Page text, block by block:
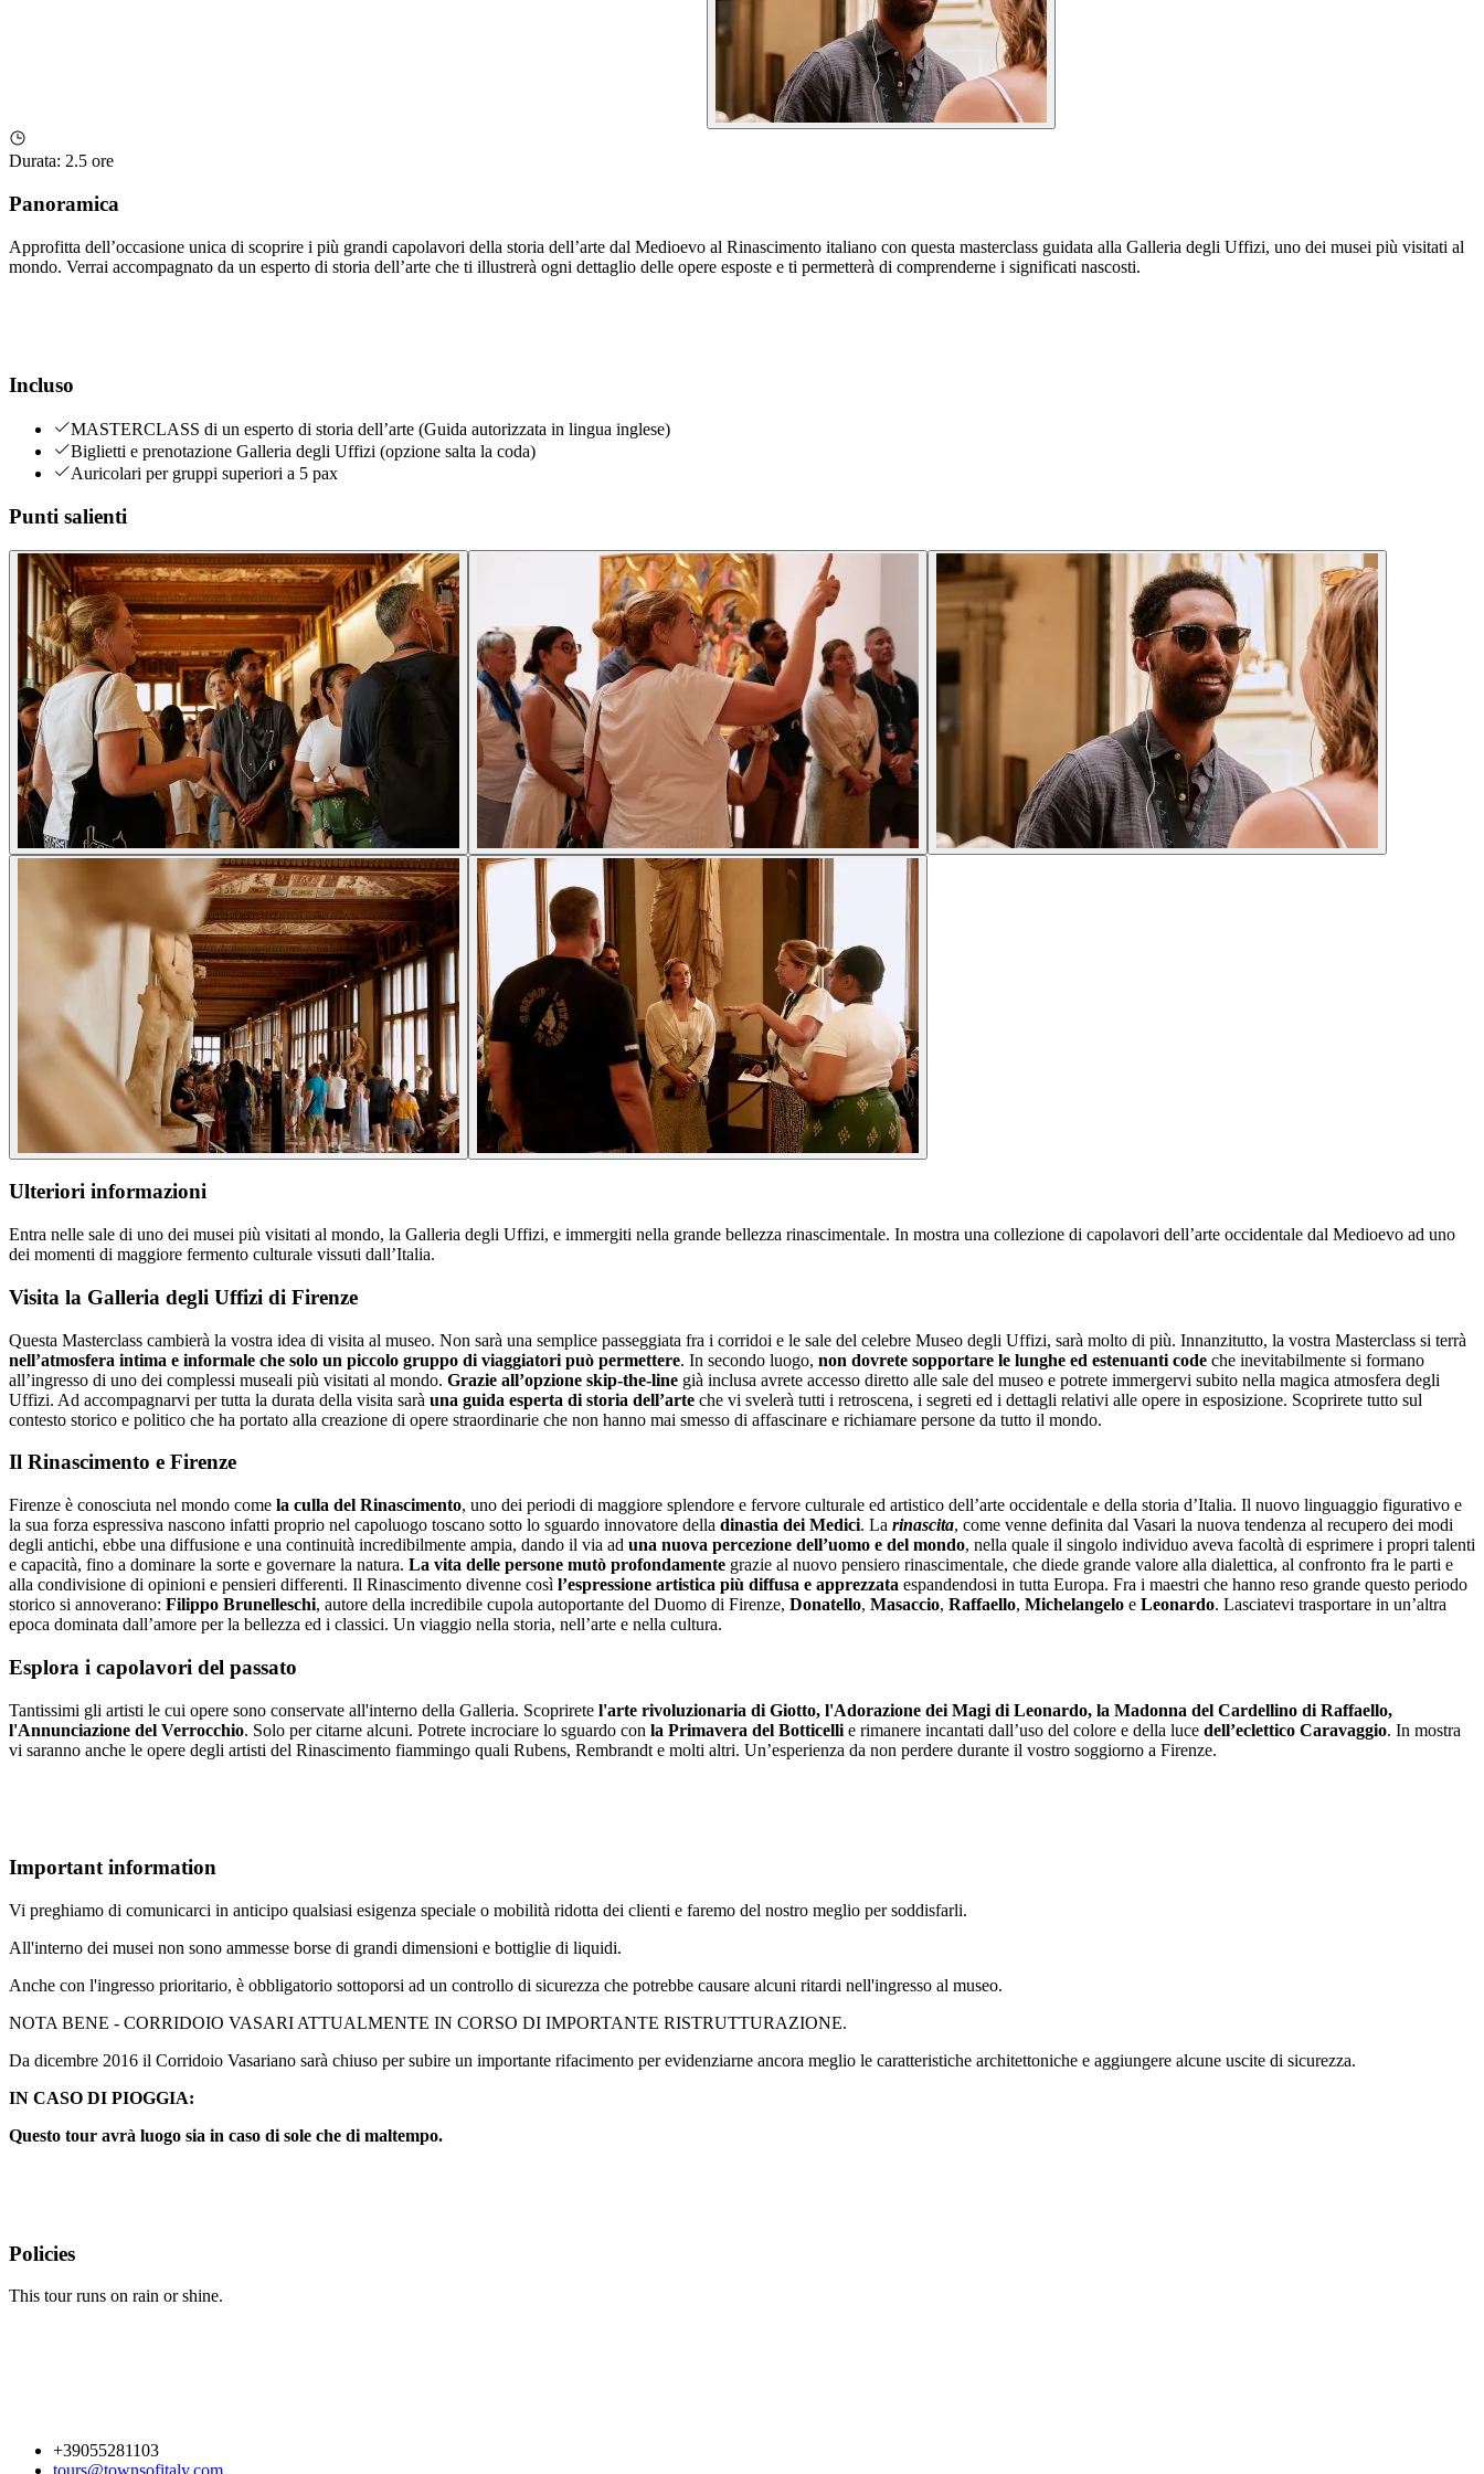
Durata: 2.5 ore
Panoramica
Approfitta dell’occasione unica di scoprire i più grandi capolavori della storia dell’arte dal Medioevo al Rinascimento italiano con questa masterclass guidata alla Galleria degli Uffizi, uno dei musei più visitati al
mondo. Verrai accompagnato da un esperto di storia dell’arte che ti illustrerà ogni dettaglio delle opere esposte e ti permetterà di comprenderne i significati nascosti.
Incluso
MASTERCLASS di un esperto di storia dell’arte (Guida autorizzata in lingua inglese)
Biglietti e prenotazione Galleria degli Uffizi (opzione salta la coda)
Auricolari per gruppi superiori a 5 pax
Punti salienti
Ulteriori informazioni
Entra nelle sale di uno dei musei più visitati al mondo, la Galleria degli Uffizi, e immergiti nella grande bellezza rinascimentale. In mostra una collezione di capolavori dell’arte occidentale dal Medioevo ad uno
dei momenti di maggiore fermento culturale vissuti dall’Italia.
Visita la Galleria degli Uffizi di Firenze
Questa Masterclass cambierà la vostra idea di visita al museo. Non sarà una semplice passeggiata fra i corridoi e le sale del celebre Museo degli Uffizi, sarà molto di più. Innanzitutto, la vostra Masterclass si terrà
nell’atmosfera intima e informale che solo un piccolo gruppo di viaggiatori può permettere. In secondo luogo, non dovrete sopportare le lunghe ed estenuanti code che inevitabilmente si formano
all’ingresso di uno dei complessi museali più visitati al mondo. Grazie all’opzione skip-the-line già inclusa avrete accesso diretto alle sale del museo e potrete immergervi subito nella magica atmosfera degli
Uffizi. Ad accompagnarvi per tutta la durata della visita sarà una guida esperta di storia dell’arte che vi svelerà tutti i retroscena, i segreti ed i dettagli relativi alle opere in esposizione. Scoprirete tutto sul
contesto storico e politico che ha portato alla creazione di opere straordinarie che non hanno mai smesso di affascinare e richiamare persone da tutto il mondo.
Il Rinascimento e Firenze
Firenze è conosciuta nel mondo come la culla del Rinascimento, uno dei periodi di maggiore splendore e fervore culturale ed artistico dell’arte occidentale e della storia d’Italia. Il nuovo linguaggio figurativo e
la sua forza espressiva nascono infatti proprio nel capoluogo toscano sotto lo sguardo innovatore della dinastia dei Medici. La rinascita, come venne definita dal Vasari la nuova tendenza al recupero dei modi
degli antichi, ebbe una diffusione e una continuità incredibilmente ampia, dando il via ad una nuova percezione dell’uomo e del mondo, nella quale il singolo individuo aveva facoltà di esprimere i propri talenti
e capacità, fino a dominare la sorte e governare la natura. La vita delle persone mutò profondamente grazie al nuovo pensiero rinascimentale, che diede grande valore alla dialettica, al confronto fra le parti e
alla condivisione di opinioni e pensieri differenti. Il Rinascimento divenne così l’espressione artistica più diffusa e apprezzata espandendosi in tutta Europa. Fra i maestri che hanno reso grande questo periodo
storico si annoverano: Filippo Brunelleschi, autore della incredibile cupola autoportante del Duomo di Firenze, Donatello, Masaccio, Raffaello, Michelangelo e Leonardo. Lasciatevi trasportare in un’altra
epoca dominata dall’amore per la bellezza ed i classici. Un viaggio nella storia, nell’arte e nella cultura.
Esplora i capolavori del passato
Tantissimi gli artisti le cui opere sono conservate all'interno della Galleria. Scoprirete l'arte rivoluzionaria di Giotto, l'Adorazione dei Magi di Leonardo, la Madonna del Cardellino di Raffaello,
l'Annunciazione del Verrocchio. Solo per citarne alcuni. Potrete incrociare lo sguardo con la Primavera del Botticelli e rimanere incantati dall’uso del colore e della luce dell’eclettico Caravaggio. In mostra
vi saranno anche le opere degli artisti del Rinascimento fiammingo quali Rubens, Rembrandt e molti altri. Un’esperienza da non perdere durante il vostro soggiorno a Firenze.
Important information
Vi preghiamo di comunicarci in anticipo qualsiasi esigenza speciale o mobilità ridotta dei clienti e faremo del nostro meglio per soddisfarli.
All'interno dei musei non sono ammesse borse di grandi dimensioni e bottiglie di liquidi.
Anche con l'ingresso prioritario, è obbligatorio sottoporsi ad un controllo di sicurezza che potrebbe causare alcuni ritardi nell'ingresso al museo.
NOTA BENE - CORRIDOIO VASARI ATTUALMENTE IN CORSO DI IMPORTANTE RISTRUTTURAZIONE.
Da dicembre 2016 il Corridoio Vasariano sarà chiuso per subire un importante rifacimento per evidenziarne ancora meglio le caratteristiche architettoniche e aggiungere alcune uscite di sicurezza.
IN CASO DI PIOGGIA:
Questo tour avrà luogo sia in caso di sole che di maltempo.
Policies
This tour runs on rain or shine.
+39055281103